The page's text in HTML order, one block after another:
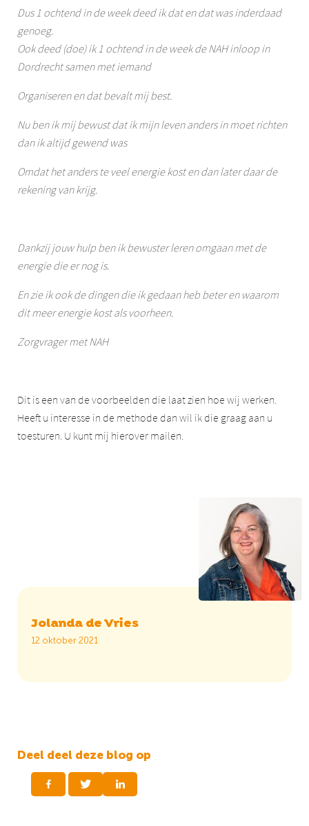
Dus 1 ochtend in de week deed ik dat en dat was inderdaad
genoeg.
Ook deed (doe) ik 1 ochtend in de week de NAH inloop in
Dordrecht samen met iemand
Organiseren en dat bevalt mij best.
Nu ben ik mij bewust dat ik mijn leven anders in moet richten
dan ik altijd gewend was
Omdat het anders te veel energie kost en dan later daar de
rekening van krijg.
Dankzij jouw hulp ben ik bewuster leren omgaan met de
energie die er nog is.
En zie ik ook de dingen die ik gedaan heb beter en waarom
dit meer energie kost als voorheen.
Zorgvrager met NAH
Dit is een van de voorbeelden die laat zien hoe wij werken.
Heeft u interesse in de methode dan wil ik die graag aan u
toesturen. U kunt mij hierover mailen.
Jolanda de Vries
12 oktober 2021
Deel deel deze blog op